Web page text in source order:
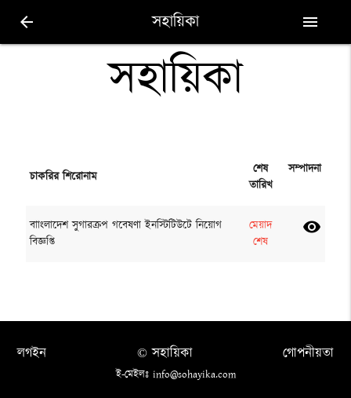
arrow_back সহায়িকা menu
সহায়িকা
চাকরির শিরোনাম
শেষ
তারিখ
সম্পাদনা
বাাংলাদেশ সুগারক্রপ গবেষণা ইনস্টিটিউটে নিয়োগ
বিজ্ঞপ্তি
মেয়াদ
শেষ
visibility
লগইন গোপনীয়তা
© সহায়িকা
ই-মেইলঃ info@sohayika.com